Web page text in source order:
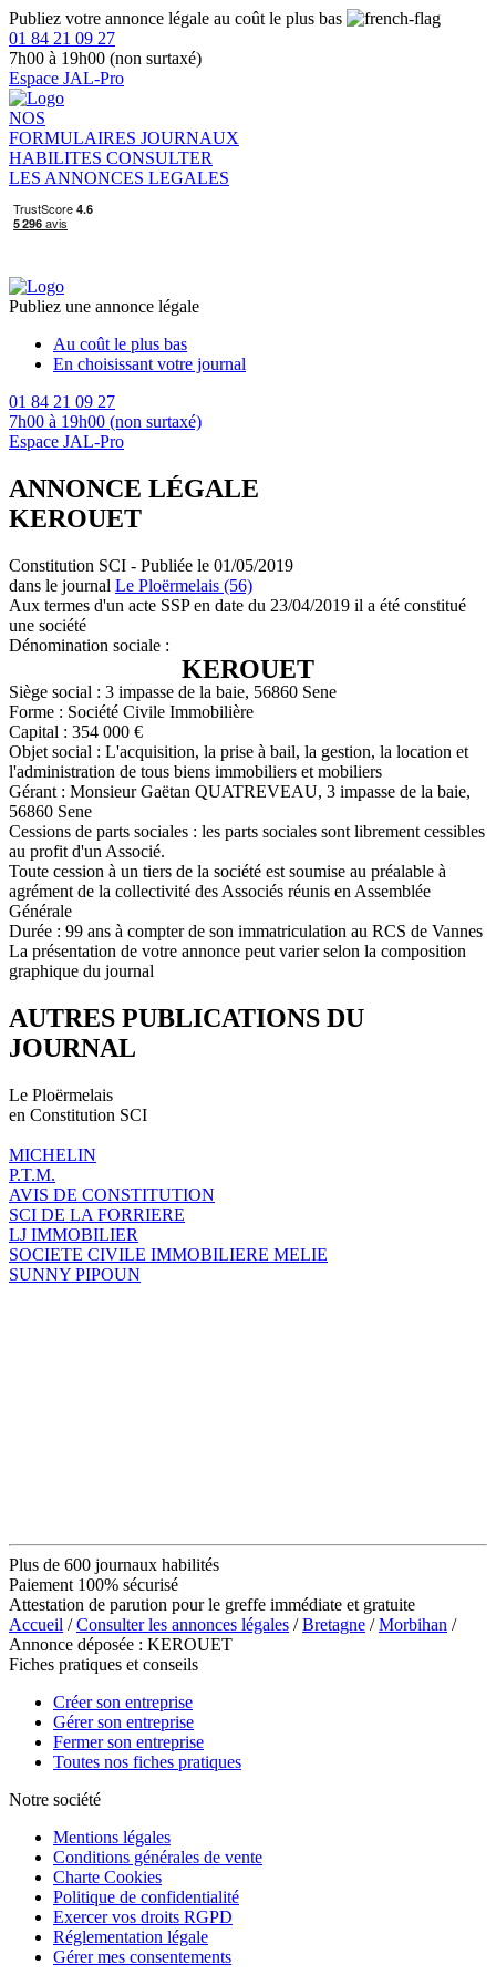
Publiez votre annonce légale au coût le plus bas
01 84 21 09 27
7h00 à 19h00 (non surtaxé)
Espace JAL-Pro
NOS
FORMULAIRES JOURNAUX
HABILITES CONSULTER
LES ANNONCES LEGALES
Publiez une annonce légale
Au coût le plus bas
En choisissant votre journal
01 84 21 09 27
7h00 à 19h00 (non surtaxé)
Espace JAL-Pro
ANNONCE LÉGALE
KEROUET
Constitution SCI - Publiée le 01/05/2019
dans le journal Le Ploërmelais (56)
Aux termes d'un acte SSP en date du 23/04/2019 il a été constitué
une société
Dénomination sociale :
KEROUET
Siège social : 3 impasse de la baie, 56860 Sene
Forme : Société Civile Immobilière
Capital : 354 000 €
Objet social : L'acquisition, la prise à bail, la gestion, la location et
l'administration de tous biens immobiliers et mobiliers
Gérant : Monsieur Gaëtan QUATREVEAU, 3 impasse de la baie,
56860 Sene
Cessions de parts sociales : les parts sociales sont librement cessibles
au profit d'un Associé.
Toute cession à un tiers de la société est soumise au préalable à
agrément de la collectivité des Associés réunis en Assemblée
Générale
Durée : 99 ans à compter de son immatriculation au RCS de Vannes
La présentation de votre annonce peut varier selon la composition
graphique du journal
AUTRES PUBLICATIONS DU
JOURNAL
Le Ploërmelais
en Constitution SCI
MICHELIN
P.T.M.
AVIS DE CONSTITUTION
SCI DE LA FORRIERE
LJ IMMOBILIER
SOCIETE CIVILE IMMOBILIERE MELIE
SUNNY PIPOUN
Plus de 600 journaux habilités
Paiement 100% sécurisé
Attestation de parution pour le greffe immédiate et gratuite
Accueil /Consulter les annonces légales /Bretagne /Morbihan /
Annonce déposée : KEROUET
Fiches pratiques et conseils
Créer son entreprise
Gérer son entreprise
Fermer son entreprise
Toutes nos fiches pratiques
Notre société
Mentions légales
Conditions générales de vente
Charte Cookies
Politique de confidentialité
Exercer vos droits RGPD
Réglementation légale
Gérer mes consentements